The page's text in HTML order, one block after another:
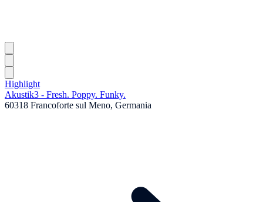
Highlight
Akustik3 - Fresh. Poppy. Funky.
60318 Francoforte sul Meno, Germania